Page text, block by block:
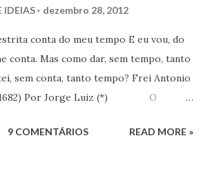
IDEIAS dezembro 28, 2012
conta do meu tempo E eu vou, do
conta. Mas como dar, sem tempo, tanto
sem conta, tanto tempo? Frei Antonio
1682) Por Jorge Luiz (*) O
de pesquisa que revela que em
9 COMENTÁRIOS READ MORE »